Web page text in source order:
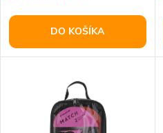
r
o
o
DO KOŠÍKA